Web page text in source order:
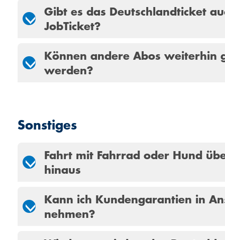
Gibt es das Deutschlandticket
JobTicket?
Können andere Abos weiterhin
werden?
Sonstiges
Fahrt mit Fahrrad oder Hund
hinaus
Kann ich Kundengarantien in
nehmen?